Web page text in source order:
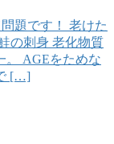
題です！ 老けた
の刺身 老化物質
。 AGEをためな
[…]